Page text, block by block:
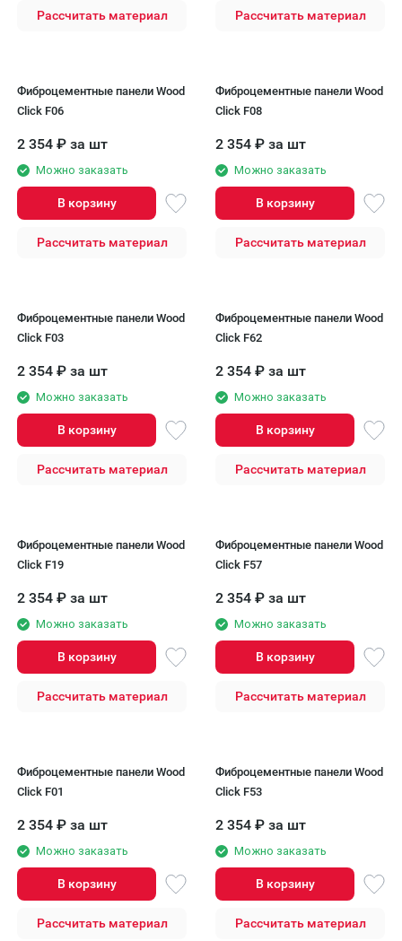
Рассчитать материал Рассчитать материал
Фиброцементные панели Wood
Click F06
2 354 ₽ за шт
Можно заказать
В корзину
Рассчитать материал
Фиброцементные панели Wood
Click F08
2 354 ₽ за шт
Можно заказать
В корзину
Рассчитать материал
Фиброцементные панели Wood
Click F03
2 354 ₽ за шт
Можно заказать
В корзину
Рассчитать материал
Фиброцементные панели Wood
Click F62
2 354 ₽ за шт
Можно заказать
В корзину
Рассчитать материал
Фиброцементные панели Wood
Click F19
2 354 ₽ за шт
Можно заказать
В корзину
Рассчитать материал
Фиброцементные панели Wood
Click F57
2 354 ₽ за шт
Можно заказать
В корзину
Рассчитать материал
Фиброцементные панели Wood
Click F01
2 354 ₽ за шт
Можно заказать
В корзину
Рассчитать материал
Фиброцементные панели Wood
Click F53
2 354 ₽ за шт
Можно заказать
В корзину
Рассчитать материал